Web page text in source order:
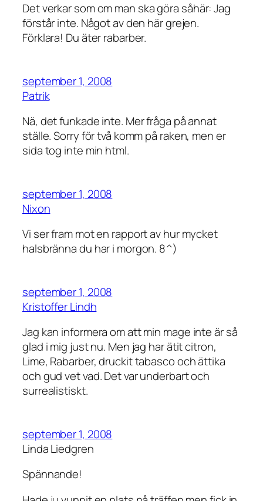
Det verkar som om man ska göra såhär: Jag
förstår inte. Något av den här grejen.
Förklara! Du äter rabarber.
september 1, 2008
Patrik
Nä, det funkade inte. Mer fråga på annat
ställe. Sorry för två komm på raken, men er
sida tog inte min html.
september 1, 2008
Nixon
Vi ser fram mot en rapport av hur mycket
halsbränna du har i morgon. 8^)
september 1, 2008
Kristoffer Lindh
Jag kan informera om att min mage inte är så
glad i mig just nu. Men jag har ätit citron,
Lime, Rabarber, druckit tabasco och ättika
och gud vet vad. Det var underbart och
surrealistiskt.
september 1, 2008
Linda Liedgren
Spännande!